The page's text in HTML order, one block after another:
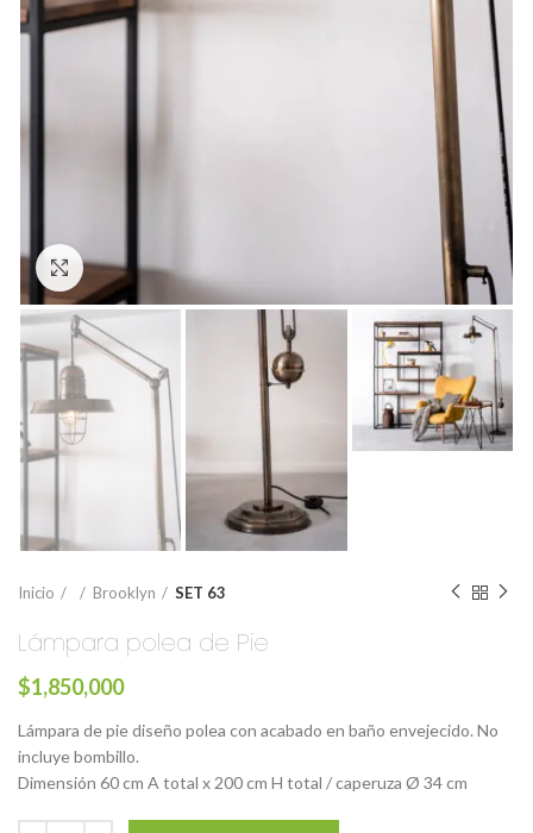
Click to enlarge
Inicio Brooklyn SET 63
Lámpara polea de Pie
$1,850,000
Lámpara de pie diseño polea con acabado en baño envejecido. No
incluye bombillo.
Dimensión 60 cm A total x 200 cm H total / caperuza Ø 34 cm